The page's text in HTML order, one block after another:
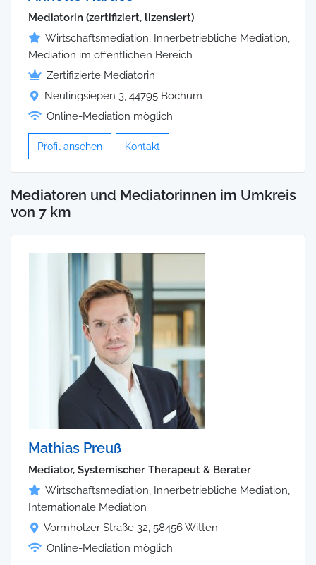
Mediatorin (zertifiziert, lizensiert)
Wirtschaftsmediation, Innerbetriebliche Mediation,
Mediation im öffentlichen Bereich
Zertifizierte Mediatorin
Neulingsiepen 3, 44795 Bochum
Online-Mediation möglich
Profil ansehen Kontakt
Mediatoren und Mediatorinnen im Umkreis
von 7 km
Mathias Preuß
Mediator, Systemischer Therapeut & Berater
Wirtschaftsmediation, Innerbetriebliche Mediation,
Internationale Mediation
Vormholzer Straße 32, 58456 Witten
Online-Mediation möglich